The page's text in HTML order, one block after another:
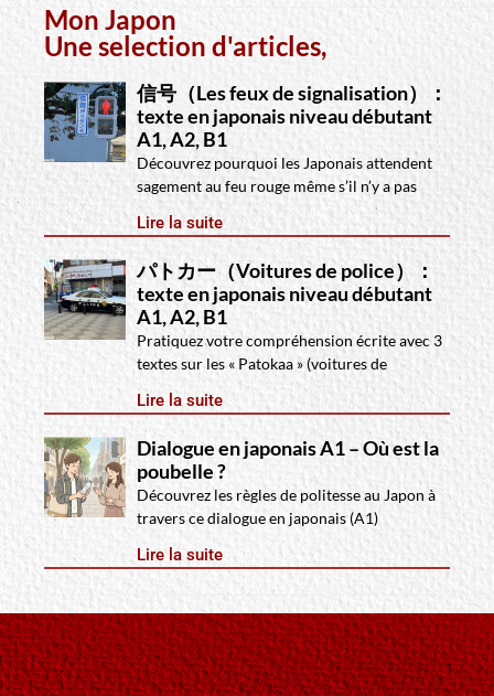
Mon Japon
Une selection d'articles,
信号（Les feux de signalisation）：
texte en japonais niveau débutant
A1, A2, B1
Découvrez pourquoi les Japonais attendent
sagement au feu rouge même s’il n’y a pas
Lire la suite
パトカー（Voitures de police）：
texte en japonais niveau débutant
A1, A2, B1
Pratiquez votre compréhension écrite avec 3
textes sur les « Patokaa » (voitures de
Lire la suite
Dialogue en japonais A1 – Où est la
poubelle ?
Découvrez les règles de politesse au Japon à
travers ce dialogue en japonais (A1)
Lire la suite